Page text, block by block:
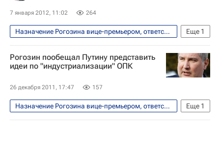
7 января 2012, 11:02 264
Еще 1
Назначение Рогозина вице-премьером, ответственным за ВПК
Аналитика
Рогозин пообещал Путину представить
идеи по "индустриализации" ОПК
26 декабря 2011, 17:47 157
Еще 1
Назначение Рогозина вице-премьером, ответственным за ВПК
Безопасность